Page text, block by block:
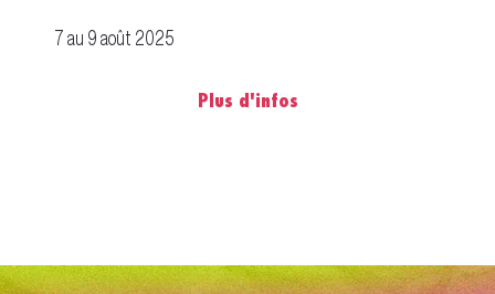
7 au 9 août 2025
Plus d'infos